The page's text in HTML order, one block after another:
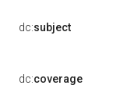
dc:subject
dc:coverage